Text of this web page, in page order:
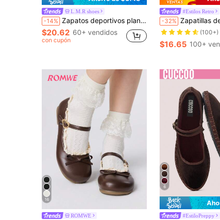
L.M.R shoes
-14% Zapatos deportivos planos cómodos para mujer, con punta redonda, malla hueca, cierre de gancho y bucle, casuales para exterior, clásicos para uso diario y oficina, bailarinas, zapatos de verano
$20.62 60+ vendidos
con cupón
#Estilos Retro
-32% Zapatillas de entrenamiento rojas con cierre de gancho y bucle para mujer, Otoño/Invierno
(100+)
$16.65 100+
16
ROMWE
6
#EstiloPreppy